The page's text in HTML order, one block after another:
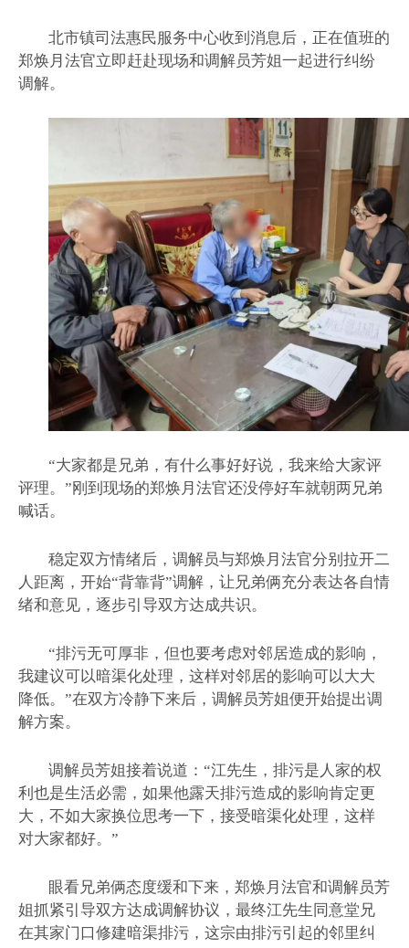
北市镇司法惠民服务中心收到消息后，正在值班的
郑焕月法官立即赶赴现场和调解员芳姐一起进行纠纷
调解。
“大家都是兄弟，有什么事好好说，我来给大家评
评理。”刚到现场的郑焕月法官还没停好车就朝两兄弟
喊话。
稳定双方情绪后，调解员与郑焕月法官分别拉开二
人距离，开始“背靠背”调解，让兄弟俩充分表达各自情
绪和意见，逐步引导双方达成共识。
“排污无可厚非，但也要考虑对邻居造成的影响，
我建议可以暗渠化处理，这样对邻居的影响可以大大
降低。”在双方冷静下来后，调解员芳姐便开始提出调
解方案。
调解员芳姐接着说道：“江先生，排污是人家的权
利也是生活必需，如果他露天排污造成的影响肯定更
大，不如大家换位思考一下，接受暗渠化处理，这样
对大家都好。”
眼看兄弟俩态度缓和下来，郑焕月法官和调解员芳
姐抓紧引导双方达成调解协议，最终江先生同意堂兄
在其家门口修建暗渠排污，这宗由排污引起的邻里纠